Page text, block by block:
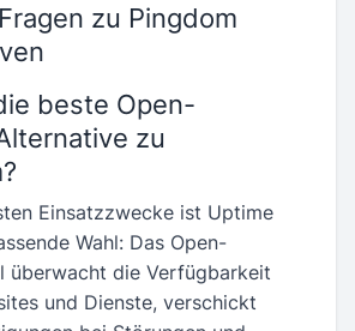
zu Pingdom
beste Open-
zu
Einsatzzwecke ist Uptime
Wahl: Das Open-
überwacht die Verfügbarkeit
und Dienste, verschickt